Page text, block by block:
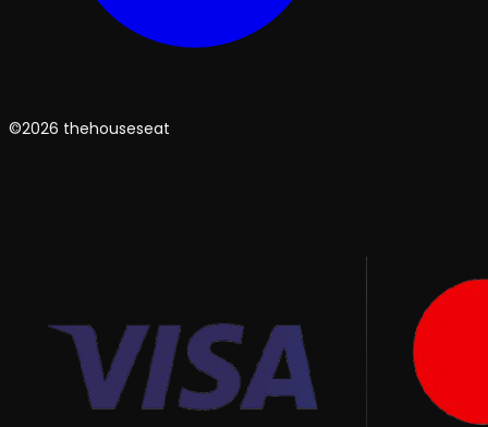
©2026 thehouseseat